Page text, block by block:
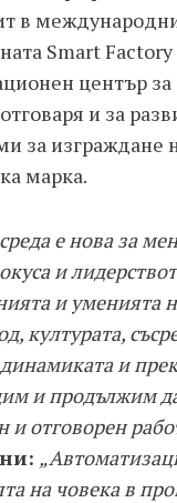
в
Smart
център
и за
за изграждане
марка.
е нова за
и
и уменията
културата,
и
и продължим
и отговорен
на човека в